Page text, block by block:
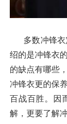
多数冲锋
绍的是冲锋衣
的缺点有哪些
冲锋衣更的保
百战百胜。因
解，更要了解